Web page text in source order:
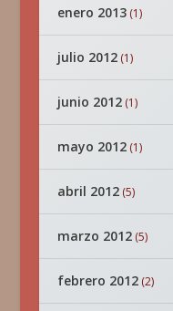
enero 2013(1)
julio 2012(1)
junio 2012(1)
mayo 2012(1)
abril 2012(5)
marzo 2012(5)
febrero 2012(2)